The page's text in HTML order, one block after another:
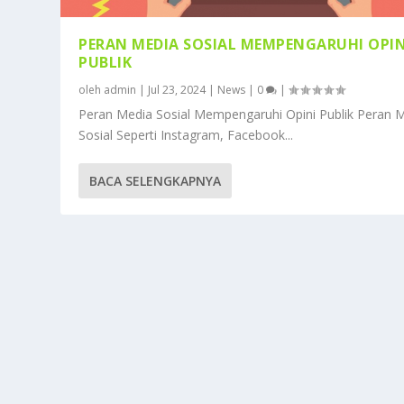
PERAN MEDIA SOSIAL MEMPENGARUHI
PUBLIK
oleh admin | Jul 23, 2024| News | 0 |
Peran Media Sosial Mempengaruhi Opini Publik Peran
Sosial Seperti Instagram, Facebook...
BACA SELENGKAPNYA